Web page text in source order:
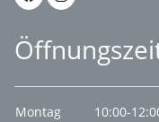
Montag
10:00-